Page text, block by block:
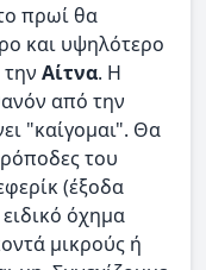
πρωί θα
και υψηλότερο
Αίτνα. Η
από την
"καίγομαι". Θα
του
(έξοδα
όχημα
μικρούς ή